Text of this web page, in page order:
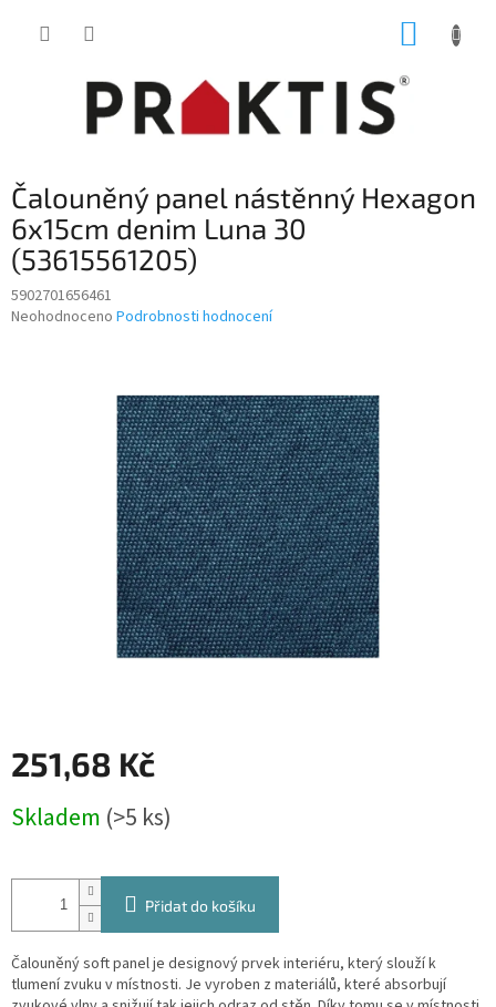
Čalouněný panel nástěnný Hexagon
6x15cm denim Luna 30
(53615561205)
5902701656461
Průměrné
Neohodnoceno Podrobnosti hodnocení
251,68 Kč
cena:
Skladem (>5 ks)
Přidat do košíku
Čalouněný soft panel je designový prvek interiéru, který slouží k
tlumení zvuku v místnosti. Je vyroben z materiálů, které absorbují